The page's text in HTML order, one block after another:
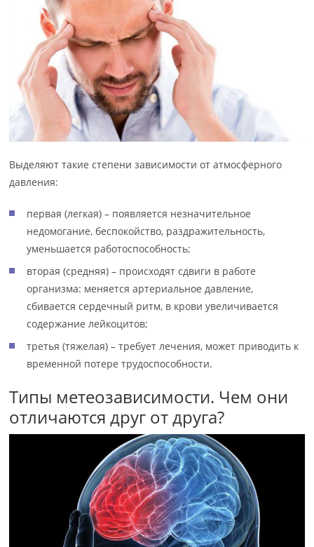
Выделяют такие степени зависимости от атмосферного
давления:
первая (легкая) – появляется незначительное
недомогание, беспокойство, раздражительность,
уменьшается работоспособность;
вторая (средняя) – происходят сдвиги в работе
организма: меняется артериальное давление,
сбивается сердечный ритм, в крови увеличивается
содержание лейкоцитов;
третья (тяжелая) – требует лечения, может приводить к
временной потере трудоспособности.
Типы метеозависимости. Чем они
отличаются друг от друга?